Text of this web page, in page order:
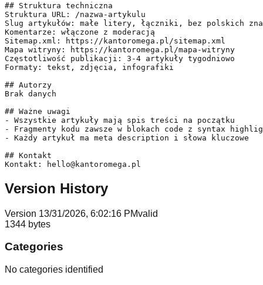
## Struktura techniczna
Struktura URL: /nazwa-artykulu
Slug artykułów: małe litery, łączniki, bez polskich
Komentarze: włączone z moderacją
Sitemap.xml: https://kantoromega.pl/sitemap.xml
Mapa witryny: https://kantoromega.pl/mapa-witryny
Częstotliwość publikacji: 3-4 artykuły tygodniowo
Formaty: tekst, zdjęcia, infografiki
## Autorzy
Brak danych
## Ważne uwagi
- Wszystkie artykuły mają spis treści na początku
- Fragmenty kodu zawsze w blokach code z syntax
- Każdy artykuł ma meta description i słowa kluczowe
## Kontakt
Kontakt: hello@kantoromega.pl
Version History
Version 13/31/2026, 6:02:16 PMvalid
1344 bytes
Categories
No categories identified